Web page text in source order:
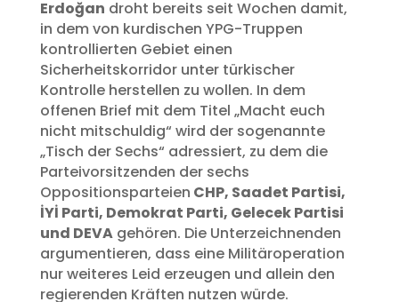
Erdoğan droht bereits seit Wochen damit,
in dem von kurdischen YPG-Truppen
kontrollierten Gebiet einen
Sicherheitskorridor unter türkischer
Kontrolle herstellen zu wollen. In dem
offenen Brief mit dem Titel „Macht euch
nicht mitschuldig“ wird der sogenannte
„Tisch der Sechs“ adressiert, zu dem die
Parteivorsitzenden der sechs
Oppositionsparteien CHP, Saadet Partisi,
İYİ Parti, Demokrat Parti, Gelecek Partisi
und DEVAgehören. Die Unterzeichnenden
argumentieren, dass eine Militäroperation
nur weiteres Leid erzeugen und allein den
regierenden Kräften nutzen würde.